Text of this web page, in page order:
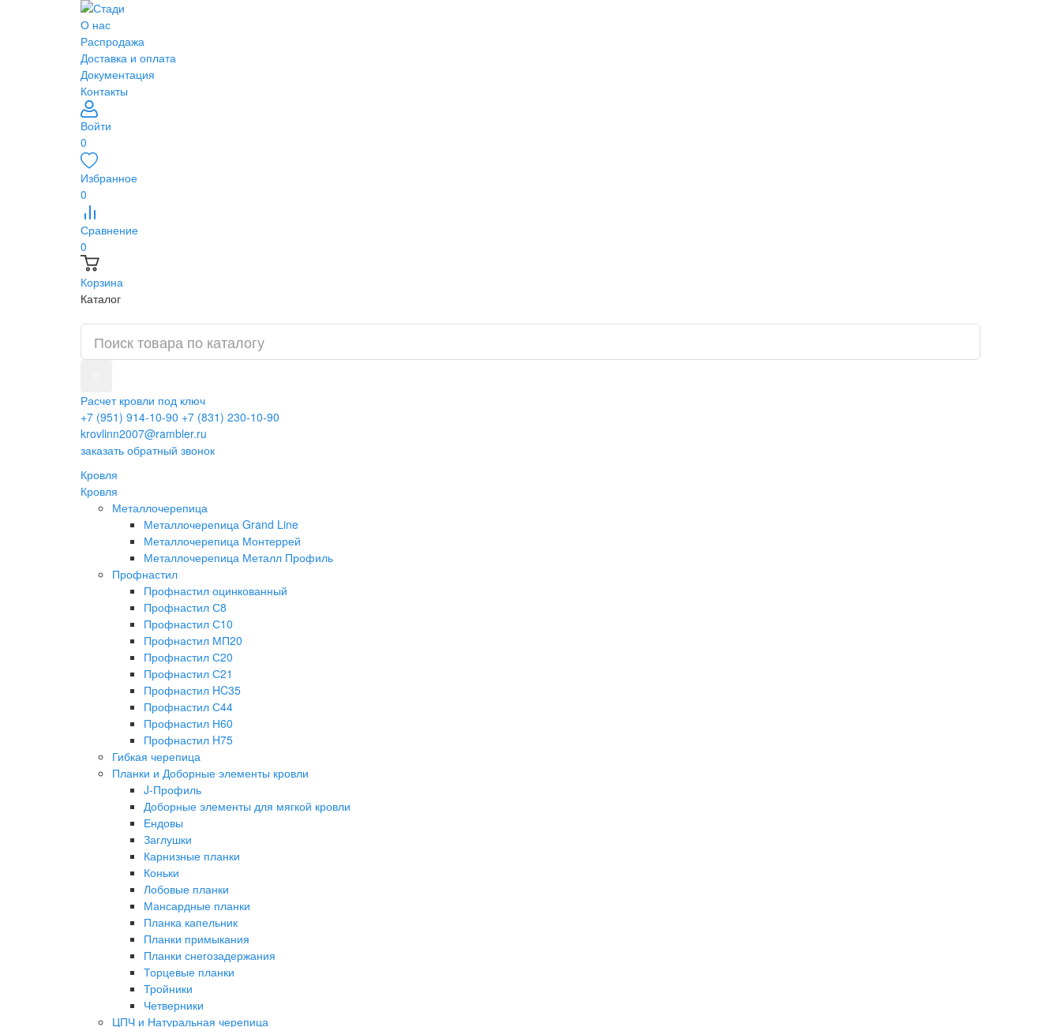
О нас
Распродажа
Доставка и оплата
Документация
Контакты
Войти
0
Избранное
0
Сравнение
0
Корзина
Каталог
Расчет кровли под ключ
+7 (951) 914-10-90 +7 (831) 230-10-90
krovlinn2007@rambler.ru
заказать обратный звонок
Кровля
Кровля
Металлочерепица
Металлочерепица Grand Line
Металлочерепица Монтеррей
Металлочерепица Металл Профиль
Профнастил
Профнастил оцинкованный
Профнастил С8
Профнастил С10
Профнастил МП20
Профнастил С20
Профнастил С21
Профнастил HC35
Профнастил С44
Профнастил Н60
Профнастил H75
Гибкая черепица
Планки и Доборные элементы кровли
J-Профиль
Доборные элементы для мягкой кровли
Ендовы
Заглушки
Карнизные планки
Коньки
Лобовые планки
Мансардные планки
Планка капельник
Планки примыкания
Планки снегозадержания
Торцевые планки
Тройники
Четверники
ЦПЧ и Натуральная черепица